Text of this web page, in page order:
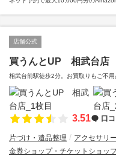
店舗公式
買うんとUP 相武台店
相武台前駅徒歩2分。お買取りもご不用
3.51 口コ
片づけ・遺品整理
アクセサリ
金券ショップ・チケットショッ